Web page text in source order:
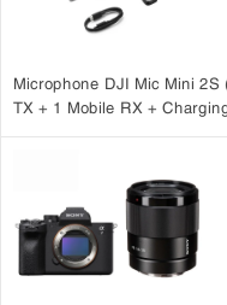
Microphone DJI Mic Mini 2S
TX + 1 Mobile RX +